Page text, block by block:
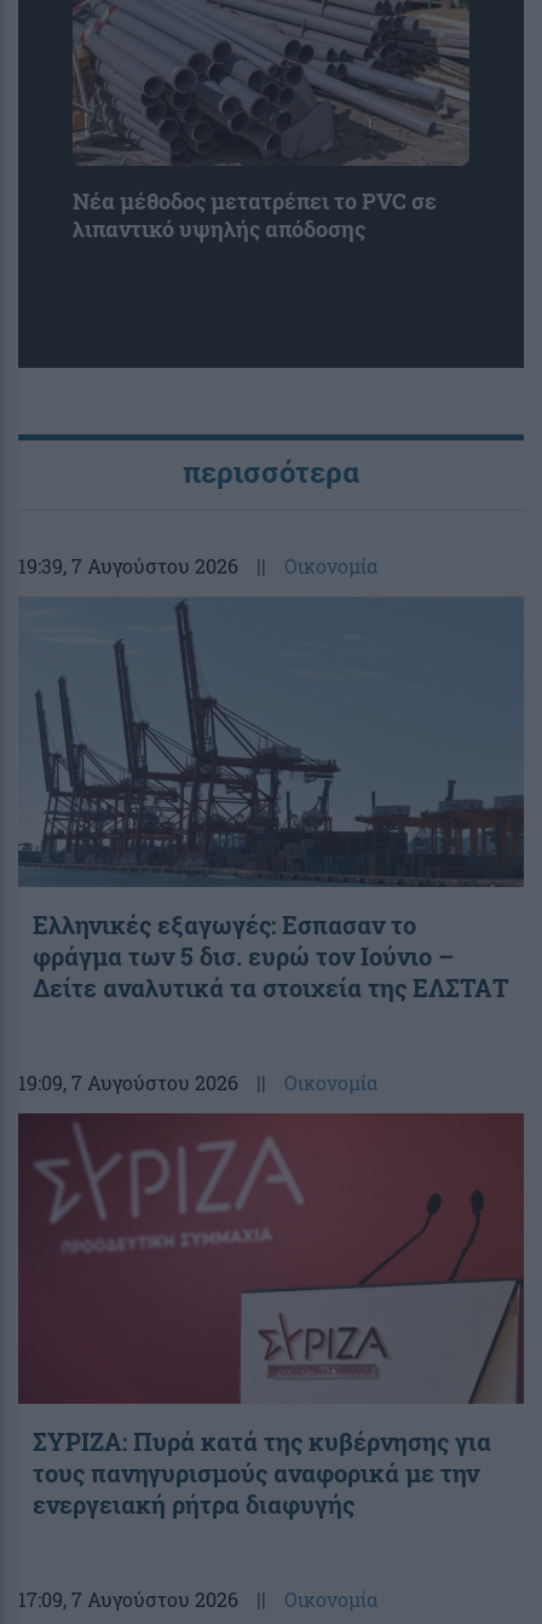
Νέα μέθοδος μετατρέπει το PVC σε
λιπαντικό υψηλής απόδοσης
περισσότερα
19:39, 7 Αυγούστου 2026 || Οικονομία
Ελληνικές εξαγωγές: Εσπασαν το
φράγμα των 5 δισ. ευρώ τον Ιούνιο –
Δείτε αναλυτικά τα στοιχεία της ΕΛΣΤΑΤ
19:09, 7 Αυγούστου 2026 || Οικονομία
ΣΥΡΙΖΑ: Πυρά κατά της κυβέρνησης για
τους πανηγυρισμούς αναφορικά με την
ενεργειακή ρήτρα διαφυγής
17:09, 7 Αυγούστου 2026 || Οικονομία